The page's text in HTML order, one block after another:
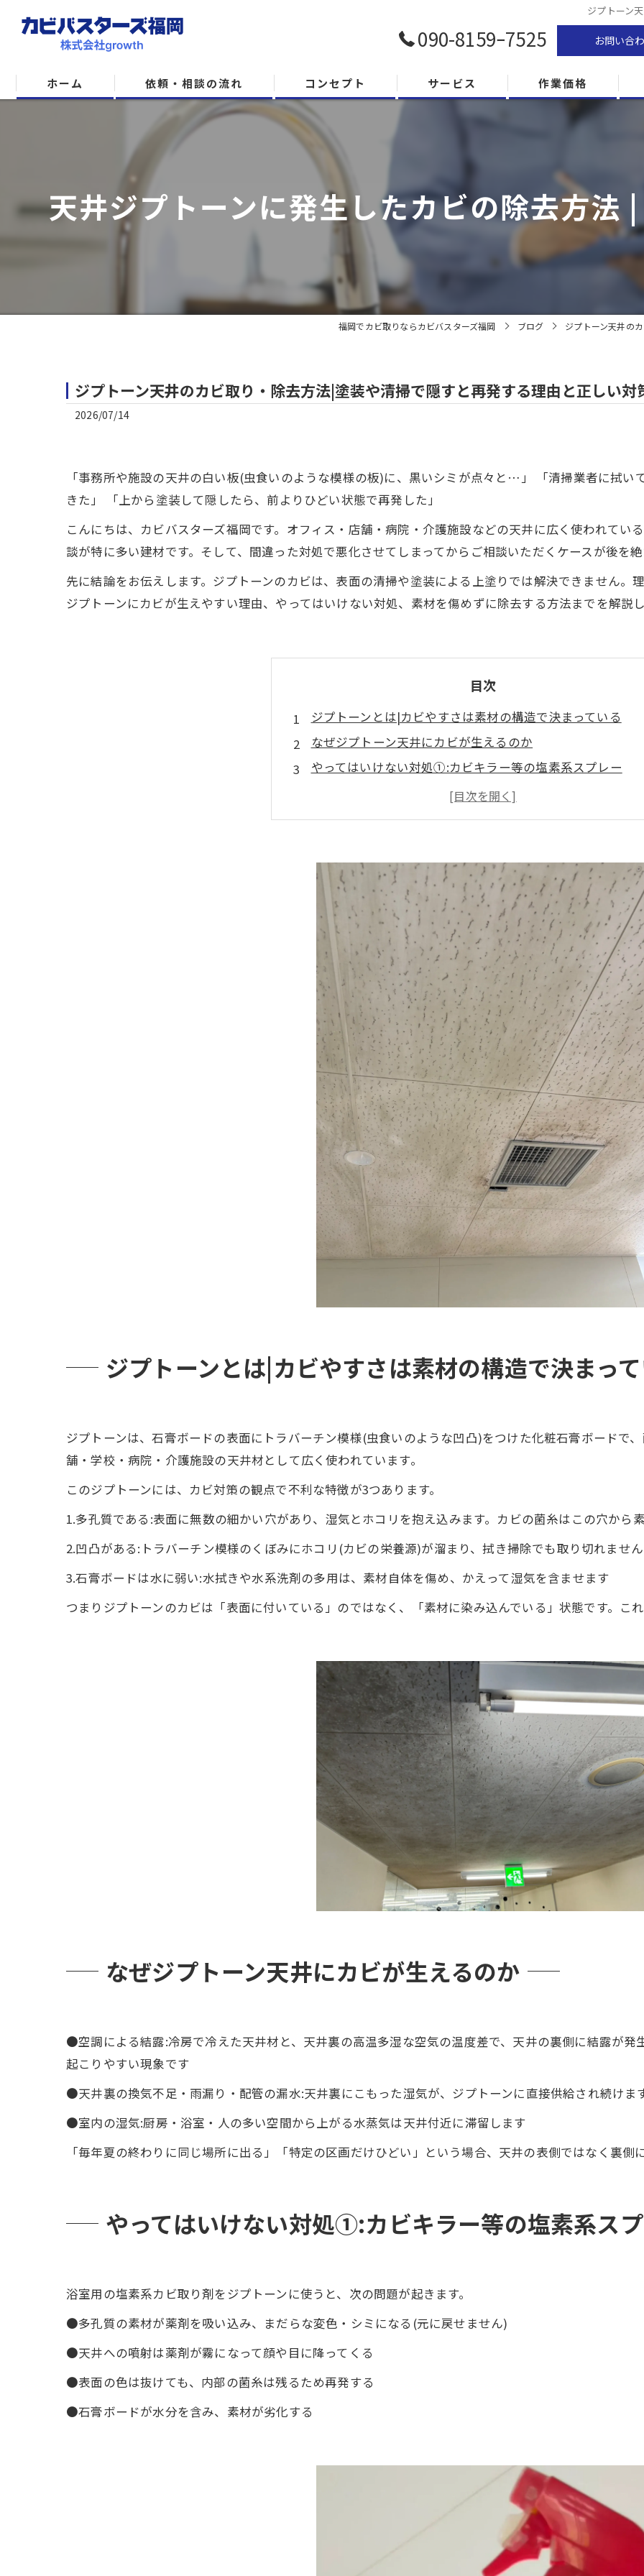
ジプトーン
090-8159ｰ7525 お問い合
ホーム 依頼・相談の流れ コンセプト サービス 作業価格
天井ジプトーンに発生したカビの除去方法
福岡でカビ取りならカビバスターズ福岡 ブログ ジプトーン天井の
ジプトーン天井のカビ取り・除去方法|塗装や清掃で隠すと再発する理由と正しい対
2026/07/14
「事務所や施設の天井の白い板(虫食いのような模様の板)に、黒いシミが点々と…」 「清掃業者に拭
きた」 「上から塗装して隠したら、前よりひどい状態で再発した」
こんにちは、カビバスターズ福岡です。オフィス・店舗・病院・介護施設などの天井に広く使われてい
談が特に多い建材です。そして、間違った対処で悪化させてしまってからご相談いただくケースが後を
先に結論をお伝えします。ジプトーンのカビは、表面の清掃や塗装による上塗りでは解決できません。
ジプトーンにカビが生えやすい理由、やってはいけない対処、素材を傷めずに除去する方法までを解説
目次
ジプトーンとは|カビやすさは素材の構造で決まっている
なぜジプトーン天井にカビが生えるのか
やってはいけない対処①:カビキラー等の塩素系スプレー
やってはいけない対処②:塗装で上から隠す
自分でできるのはどこまでか
病院・介護施設・オフィスの場合|運営を止めない施工と真
まとめ
ジプトーンとは|カビやすさは素材の構造で決まっ
ジプトーンは、石膏ボードの表面にトラバーチン模様(虫食いのような凹凸)をつけた化粧石膏ボードで
舗・学校・病院・介護施設の天井材として広く使われています。
このジプトーンには、カビ対策の観点で不利な特徴が3つあります。
1.多孔質である:表面に無数の細かい穴があり、湿気とホコリを抱え込みます。カビの菌糸はこの穴から
2.凹凸がある:トラバーチン模様のくぼみにホコリ(カビの栄養源)が溜まり、拭き掃除でも取り切れません
3.石膏ボードは水に弱い:水拭きや水系洗剤の多用は、素材自体を傷め、かえって湿気を含ませます
つまりジプトーンのカビは「表面に付いている」のではなく、「素材に染み込んでいる」状態です。こ
なぜジプトーン天井にカビが生えるのか
●空調による結露:冷房で冷えた天井材と、天井裏の高温多湿な空気の温度差で、天井の裏側に結露が
起こりやすい現象です
●天井裏の換気不足・雨漏り・配管の漏水:天井裏にこもった湿気が、ジプトーンに直接供給され続けま
●室内の湿気:厨房・浴室・人の多い空間から上がる水蒸気は天井付近に滞留します
「毎年夏の終わりに同じ場所に出る」「特定の区画だけひどい」という場合、天井の表側ではなく裏側
やってはいけない対処①:カビキラー等の塩素系ス
浴室用の塩素系カビ取り剤をジプトーンに使うと、次の問題が起きます。
●多孔質の素材が薬剤を吸い込み、まだらな変色・シミになる(元に戻せません)
●天井への噴射は薬剤が霧になって顔や目に降ってくる
●表面の色は抜けても、内部の菌糸は残るため再発する
●石膏ボードが水分を含み、素材が劣化する